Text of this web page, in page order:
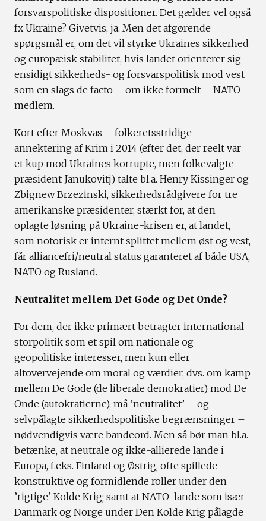
forsvarspolitiske dispositioner. Det gælder vel også
fx Ukraine? Givetvis, ja. Men det afgørende
spørgsmål er, om det vil styrke Ukraines sikkerhed
og europæisk stabilitet, hvis landet orienterer sig
ensidigt sikkerheds- og forsvarspolitisk mod vest
som en slags de facto – om ikke formelt – NATO-
medlem.
Kort efter Moskvas – folkeretsstridige –
annektering af Krim i 2014 (efter det, der reelt var
et kup mod Ukraines korrupte, men folkevalgte
præsident Janukovitj) talte bl.a. Henry Kissinger og
Zbignew Brzezinski, sikkerhedsrådgivere for tre
amerikanske præsidenter, stærkt for, at den
oplagte løsning på Ukraine-krisen er, at landet,
som notorisk er internt splittet mellem øst og vest,
får alliancefri/neutral status garanteret af både USA,
NATO og Rusland.
Neutralitet mellem Det Gode og Det Onde?
For dem, der ikke primært betragter international
storpolitik som et spil om nationale og
geopolitiske interesser, men kun eller
altovervejende om moral og værdier, dvs. om kamp
mellem De Gode (de liberale demokratier) mod De
Onde (autokratierne), må ’neutralitet’ – og
selvpålagte sikkerhedspolitiske begrænsninger –
nødvendigvis være bandeord. Men så bør man bl.a.
betænke, at neutrale og ikke-allierede lande i
Europa, f.eks. Finland og Østrig, ofte spillede
konstruktive og formidlende roller under den
’rigtige’ Kolde Krig; samt at NATO-lande som især
Danmark og Norge under Den Kolde Krig pålagde